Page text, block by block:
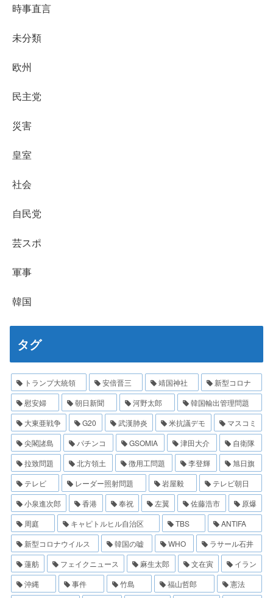
時事直言
未分類
欧州
民主党
災害
皇室
社会
自民党
芸スポ
軍事
韓国
タグ
トランプ大統領 安倍晋三 靖国神社
新型コロナ
慰安婦
朝日新聞 河野太郎
韓国輸出管理問題
大東亜戦争
G20 武漢肺炎 米抗議デモ
マスコミ
尖閣諸島
パチンコ GSOMIA 津田大介
自衛隊
拉致問題
北方領土 徴用工問題 李登輝
旭日旗
テレビ
レーダー照射問題 岩屋毅
テレビ朝日
小泉進次郎
香港 奉祝 左翼 佐藤浩市
原爆
周庭
キャピトルヒル自治区 TBS
ANTIFA
新型コロナウイルス
韓国の嘘 WHO
ラサール石井
蓮舫
フェイクニュース 麻生太郎 文在寅
イラン
沖縄
事件 竹島 福山哲郎
憲法